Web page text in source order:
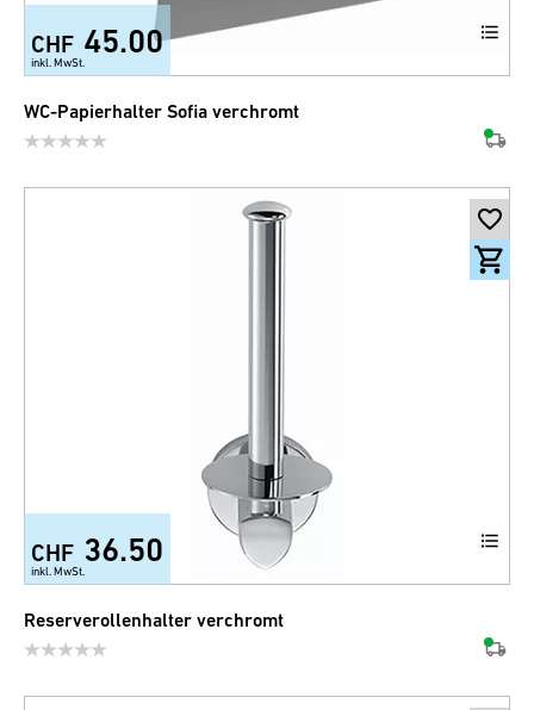
CHF 45.00
inkl. MwSt.
WC-Papierhalter Sofia verchromt
CHF 36.50
inkl. MwSt.
Reserverollenhalter verchromt